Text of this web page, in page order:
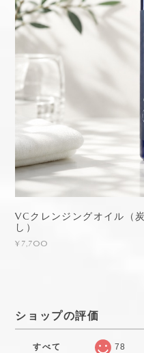
VCクレンジングオイル（
し）
¥7,700
ショップの評価
すべて 78